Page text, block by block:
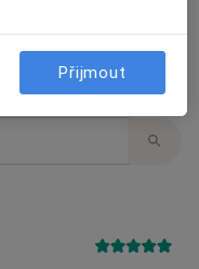
Přijmout